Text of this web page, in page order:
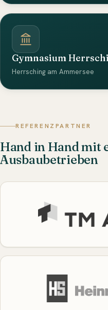
Gymnasium
Herrsching am Ammersee
REFERENZPARTNER
Hand in Hand mit
Ausbaubetrieben